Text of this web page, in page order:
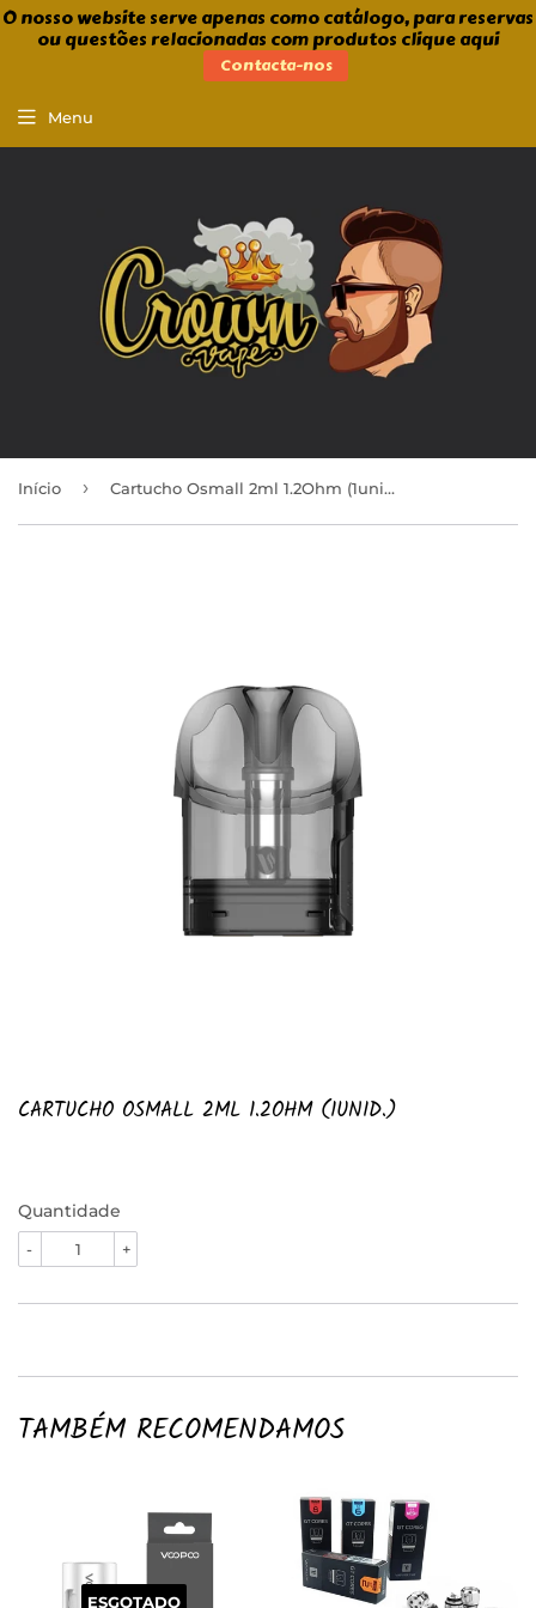
O nosso website serve apenas como catálogo, para reservas
ou questões relacionadas com produtos clique aqui
Contacta-nos
Menu
Início › Cartucho Osmall 2ml 1.2Ohm (1unid.)
CARTUCHO OSMALL 2ML 1.2OHM (1UNID.)
Quantidade
+
-
TAMBÉM RECOMENDAMOS
ESGOTADO